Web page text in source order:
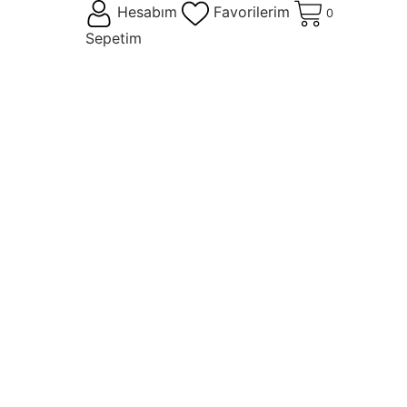
Hesabım Favorilerim 0
Sepetim